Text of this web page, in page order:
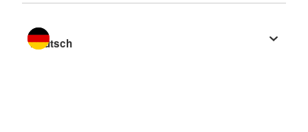
Sprache wechseln zu